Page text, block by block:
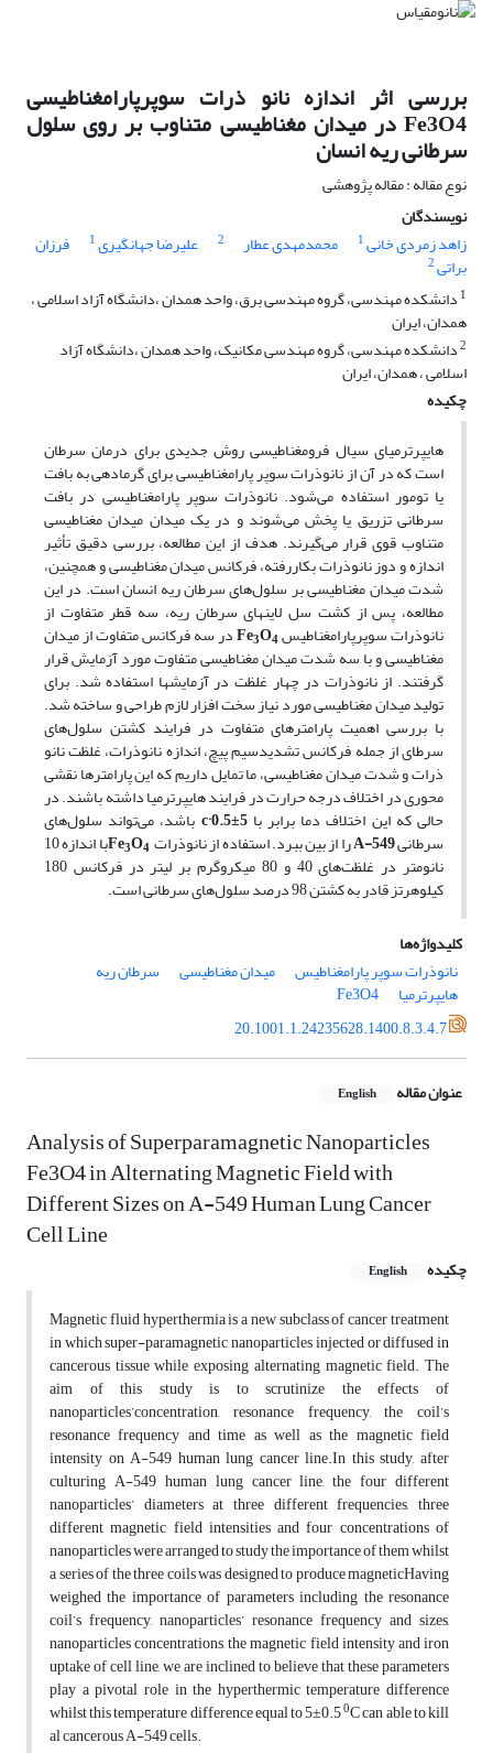
بررسی اثر اندازه نانو ذرات سوپرپارامغناطیسی
Fe3O4 در میدان مغناطیسی متناوب بر روی سلول
سرطانی ریه انسان
نوع مقاله : مقاله پژوهشی
نویسندگان
زاهد زمردی خانی1 محمدمهدی عطار 2 علیرضا جهانگیری1 فرزان
براتی2
1 دانشکده مهندسی، گروه مهندسی برق، واحد همدان ،دانشگاه آزاد اسلامی ،
همدان، ایران
2دانشکده مهندسی، گروه مهندسی مکانیک، واحد همدان ،دانشگاه آزاد
اسلامی ، همدان، ایران
چکیده
هایپرترمیای سیال فرومغناطیسی روش جدیدی برای درمان سرطان
است که در آن از نانوذرات سوپر پارامغناطیسی برای گرمادهی به بافت
یا تومور استفاده می‌شود. نانوذرات سوپر پارامغناطیسی در بافت
سرطانی تزریق یا پخش می‌شوند و در یک میدان میدان مغناطیسی
متناوب قوی قرار می‌گیرند. هدف از این مطالعه، بررسی دقیق تأثیر
اندازه و دوز نانوذرات بکاررفته، فرکانس میدان مغناطیسی و همچنین،
شدت میدان مغناطیسی بر سلول‌های سرطان ریه انسان است. در این
مطالعه، پس از کشت سل لاین­های سرطان ریه، سه قطر متفاوت از
نانوذرات سوپرپارامغناطیس Fe3O4 در سه فرکانس متفاوت از میدان
مغناطیسی و با سه شدت میدان مغناطیسی متفاوت مورد آزمایش قرار
گرفتند. از نانوذرات در چهار غلظت در آزمایش­ها استفاده شد. برای
تولید میدان مغناطیسی مورد نیاز سخت افزار لازم طراحی و ساخته شد.
با بررسی اهمیت پارامترهای متفاوت در فرایند کشتن سلول‌های
سرطای از جمله فرکانس تشدیدسیم پیچ، اندازه نانوذرات، غلظت نانو
ذرات و شدت میدان مغناطیسی، ما تمایل داریم که این پارامترها نقشی
محوری در اختلاف درجه حرارت در فرایند هایپرترمیا داشته باشند. در
حالی که این اختلاف دما برابر با5
±
0.5
.
c باشد، می‌تواند سلول‌های
سرطانی A-549 را از بین ببرد. استفاده از نانوذرات Fe3O4 با اندازه 10
نانومتر در غلظت‌های 40 و 80 میکروگرم بر لیتر در فرکانس 180
کیلوهرتز قادر به کشتن 98 درصد سلول‌های سرطانی است.
کلیدواژه‌ها
نانوذرات سوپر پارامغناطیس
میدان مغناطیسی سرطان ریه
هایپرترمیا
Fe3O4
20.1001.1.24235628.1400.8.3.4.7
عنوان مقاله English
Analysis of Superparamagnetic Nanoparticles
Fe3O4 in Alternating Magnetic Field with
Different Sizes on A-549 Human Lung Cancer
Cell Line
چکیده English
Magnetic fluid hyperthermia is a new subclass of cancer treatment
in which super-paramagnetic nanoparticles injected or diffused in
cancerous tissue while exposing alternating magnetic field. The
aim of this study is to scrutinize the effects of
nanoparticles’concentration, resonance frequency, the coil’s
resonance frequency and time as well as the magnetic field
intensity on A-549 human lung cancer line.In this study, after
culturing A-549 human lung cancer line, the four different
nanoparticles’ diameters at three different frequencies, three
different magnetic field intensities and four concentrations of
nanoparticles were arranged to study the importance of them whilst
a series of the three coils was designed to produce magneticHaving
weighed the importance of parameters including the resonance
coil’s frequency, nanoparticles’ resonance frequency and sizes,
nanoparticles concentrations, the magnetic field intensity and iron
uptake of cell line, we are inclined to believe that these parameters
play a pivotal role in the hyperthermic temperature difference
whilst this temperature difference equal to 5±0.50C can able to kill
al cancerous A-549 cells.